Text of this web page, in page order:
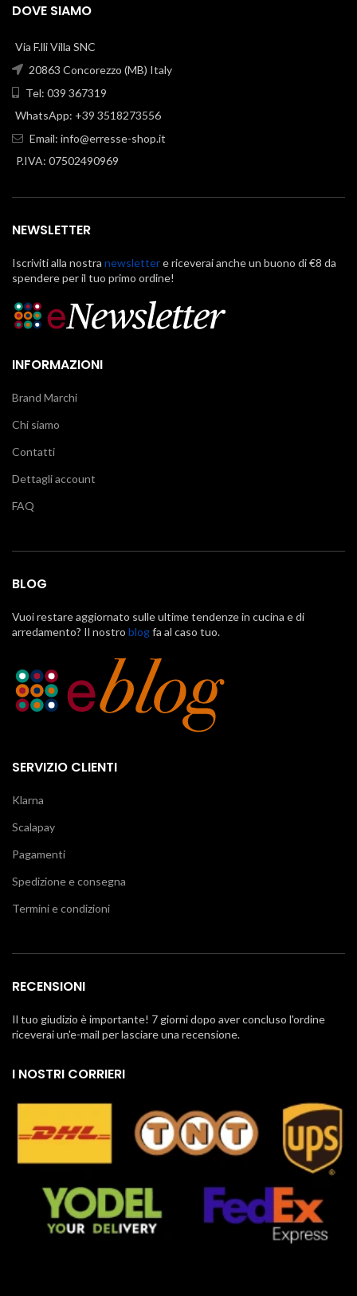
DOVE SIAMO
Via F.lli Villa SNC
20863 Concorezzo (MB) Italy
Tel: 039 367319
WhatsApp: +39 3518273556
Email: info@erresse-shop.it
P.IVA: 07502490969
NEWSLETTER
Iscriviti alla nostra newslettere riceverai anche un buono di €8 da
spendere per il tuo primo ordine!
INFORMAZIONI
Brand Marchi
Chi siamo
Contatti
Dettagli account
FAQ
BLOG
Vuoi restare aggiornato sulle ultime tendenze in cucina e di
arredamento? Il nostro blogfa al caso tuo.
SERVIZIO CLIENTI
Klarna
Scalapay
Pagamenti
Spedizione e consegna
Termini e condizioni
RECENSIONI
Il tuo giudizio è importante! 7 giorni dopo aver concluso l'ordine
riceverai un'e-mail per lasciare una recensione.
I NOSTRI CORRIERI